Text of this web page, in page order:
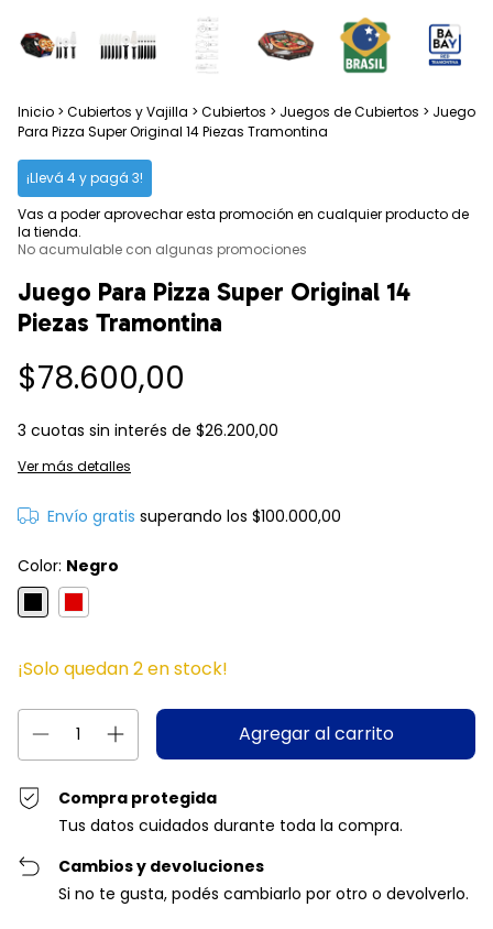
Inicio > Cubiertos y Vajilla > Cubiertos > Juegos de Cubiertos > Juego
Para Pizza Super Original 14 Piezas Tramontina
¡Llevá 4 y pagá 3!
Vas a poder aprovechar esta promoción en cualquier producto de
la tienda.
No acumulable con algunas promociones
Juego Para Pizza Super Original 14
Piezas Tramontina
$78.600,00
3 cuotas sin interés de $26.200,00
Ver más detalles
Envío gratis superando los $100.000,00
Color: Negro
¡Solo quedan2en stock!
Compra protegida
Tus datos cuidados durante toda la compra.
Cambios y devoluciones
Si no te gusta, podés cambiarlo por otro o devolverlo.